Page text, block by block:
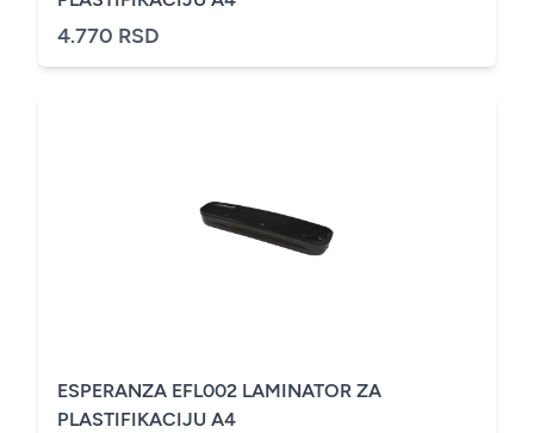
4.770 RSD
ESPERANZA EFL002 LAMINATOR ZA
PLASTIFIKACIJU A4